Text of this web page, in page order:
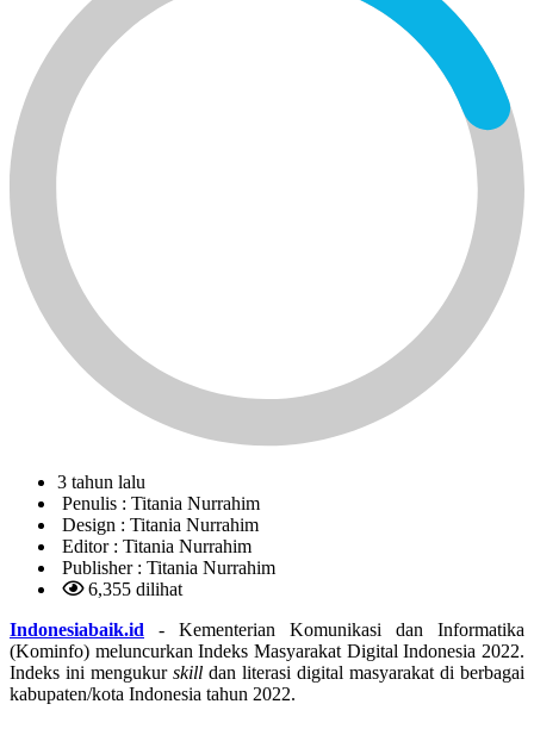
3 tahun lalu
Penulis : Titania Nurrahim
Design : Titania Nurrahim
Editor : Titania Nurrahim
Publisher : Titania Nurrahim
6,355 dilihat
Indonesiabaik.id - Kementerian Komunikasi dan Informatika
(Kominfo) meluncurkan Indeks Masyarakat Digital Indonesia 2022.
Indeks ini mengukur skill dan literasi digital masyarakat di berbagai
kabupaten/kota Indonesia tahun 2022.